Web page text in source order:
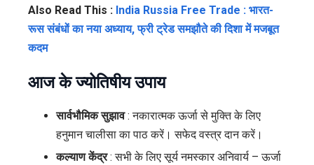
Also Read This : India Russia Free Trade : भारत-
रूस संबंधों का नया अध्याय, फ्री ट्रेड समझौते की दिशा में मजबूत
कदम
आज के ज्योतिषीय उपाय
सार्वभौमिक सुझाव: नकारात्मक ऊर्जा से मुक्ति के लिए
हनुमान चालीसा का पाठ करें। सफेद वस्त्र दान करें।
कल्याण केंद्र: सभी के लिए सूर्य नमस्कार अनिवार्य – ऊर्जा